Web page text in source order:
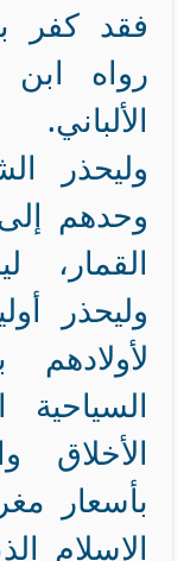
فقد كفر
الألباني.
وليحذر
وحدهم
القمار،
وليحذر
السياحية
الأخلاق
بأسعار
الإسلام